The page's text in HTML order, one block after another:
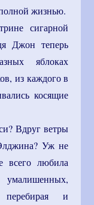
жизнью.
сигарной
Джон теперь
яблоках
из каждого в
косящие
Вдруг ветры
Уж не
всего любила
и